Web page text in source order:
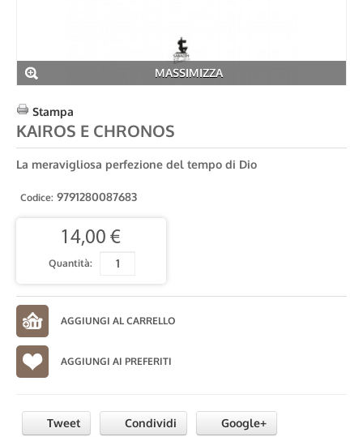
MASSIMIZZA
Stampa
KAIROS E CHRONOS
La meravigliosa perfezione del tempo di Dio
Codice: 9791280087683
14,00 €
Quantità:
AGGIUNGI AI PREFERITI
Tweet Condividi
Google+